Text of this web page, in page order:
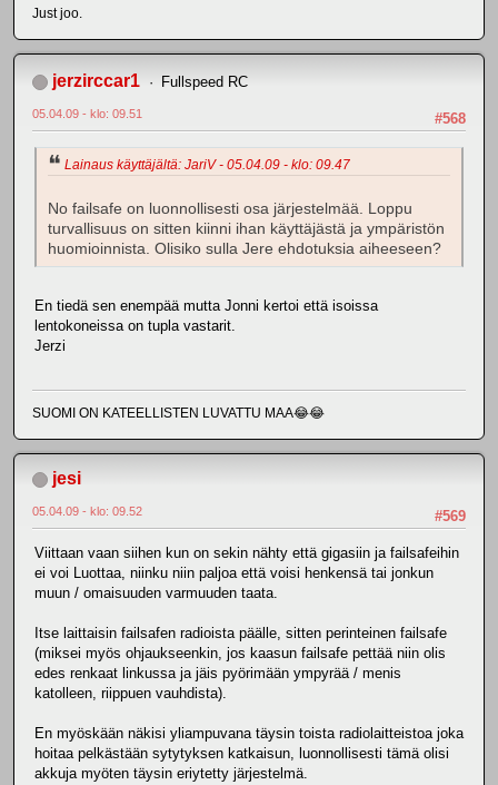
Just joo.
jerzirccar1 Fullspeed RC
#568
05.04.09 - klo: 09.51
Lainaus käyttäjältä: JariV - 05.04.09 - klo: 09.47
No failsafe on luonnollisesti osa järjestelmää. Loppu
turvallisuus on sitten kiinni ihan käyttäjästä ja ympäristön
huomioinnista. Olisiko sulla Jere ehdotuksia aiheeseen?
En tiedä sen enempää mutta Jonni kertoi että isoissa
lentokoneissa on tupla vastarit.
Jerzi
SUOMI ON KATEELLISTEN LUVATTU MAA😂😂
jesi
#569
05.04.09 - klo: 09.52
Viittaan vaan siihen kun on sekin nähty että gigasiin ja failsafeihin
ei voi Luottaa, niinku niin paljoa että voisi henkensä tai jonkun
muun / omaisuuden varmuuden taata.
Itse laittaisin failsafen radioista päälle, sitten perinteinen failsafe
(miksei myös ohjaukseenkin, jos kaasun failsafe pettää niin olis
edes renkaat linkussa ja jäis pyörimään ympyrää / menis
katolleen, riippuen vauhdista).
En myöskään näkisi yliampuvana täysin toista radiolaitteistoa joka
hoitaa pelkästään sytytyksen katkaisun, luonnollisesti tämä olisi
akkuja myöten täysin eriytetty järjestelmä.